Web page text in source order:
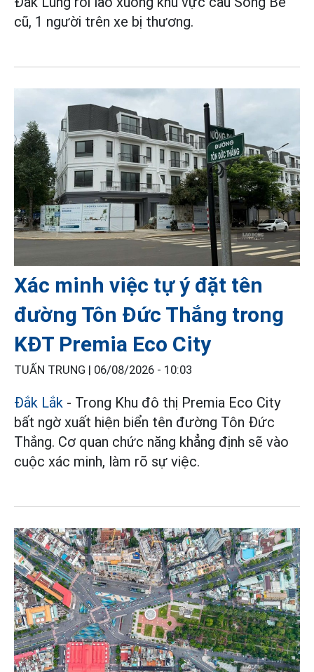
cũ, 1 người trên xe bị thương.
Xác minh việc tự ý đặt tên
đường Tôn Đức Thắng trong
KĐT Premia Eco City
TUẤN TRUNG | 06/08/2026 - 10:03
Đắk Lắk - Trong Khu đô thị Premia Eco City
bất ngờ xuất hiện biển tên đường Tôn Đức
Thắng. Cơ quan chức năng khẳng định sẽ vào
cuộc xác minh, làm rõ sự việc.